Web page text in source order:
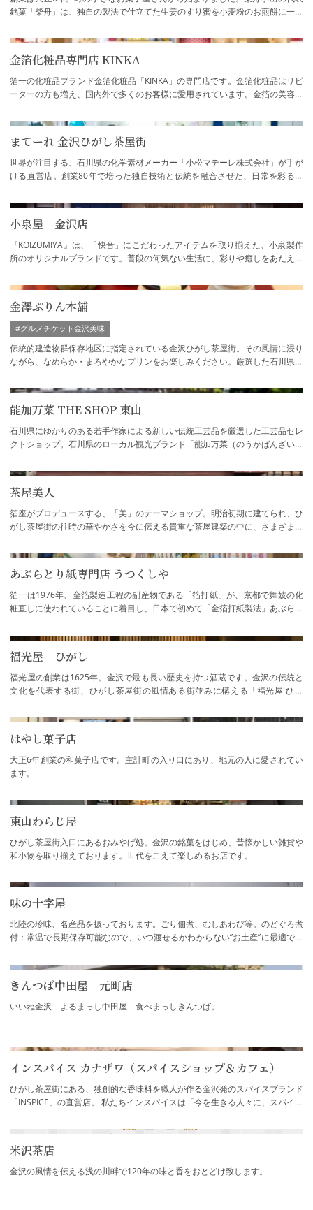
銘菓「柴舟」は、独自の製法で仕立てた生姜のすり蜜を小麦粉のお煎餅に一枚
金箔化粧品専門店 KINKA
箔一の化粧品ブランド金箔化粧品「KINKA」の専門店です。金箔化粧品はリピ
ーターの方も増え、国内外で多くのお客様に愛用されています。金箔の美容効
まてーれ 金沢ひがし茶屋街
世界が注目する、石川県の化学素材メーカー「小松マテーレ株式会社」が手が
ける直営店。創業80年で培った独自技術と伝統を融合させた、日常を彩るア
小泉屋 金沢店
『KOIZUMIYA』は、「快音」にこだわったアイテムを取り揃えた、小泉製作
所のオリジナルブランドです。普段の何気ない生活に、彩りや癒しをあたえて
金澤ぷりん本舗
伝統的建造物群保存地区に指定されている金沢ひがし茶屋街。その風情に浸り
ながら、なめらか・まろやかなプリンをお楽しみください。厳選した石川県の
#グルメチケット金沢美味
能加万菜 THE SHOP 東山
石川県にゆかりのある若手作家による新しい伝統工芸品を厳選した工芸品セレ
クトショップ。石川県のローカル観光ブランド「能加万菜（のうかばんざい）
茶屋美人
箔座がプロデュースする、「美」のテーマショップ。明治初期に建てられ、ひ
がし茶屋街の往時の華やかさを今に伝える貴重な茶屋建築の中に、さまざまな
あぶらとり紙専門店 うつくしや
箔一は1976年、金箔製造工程の副産物である「箔打紙」が、京都で舞妓の化
粧直しに使われていることに着目し、日本で初めて「金箔打紙製法」あぶらと
福光屋 ひがし
福光屋の創業は1625年。金沢で最も長い歴史を持つ酒蔵です。金沢の伝統と
文化を代表する街、ひがし茶屋街の風情ある街並みに構える「福光屋 ひが
はやし菓子店
大正6年創業の和菓子店です。主計町の入り口にあり、地元の人に愛されてい
ます。
東山わらじ屋
ひがし茶屋街入口にあるおみやげ処。金沢の銘菓をはじめ、昔懐かしい雑貨や
和小物を取り揃えております。世代をこえて楽しめるお店です。
味の十字屋
北陸の珍味、名産品を扱っております。ごり佃煮、むしあわび等。のどぐろ煮
付：常温で長期保存可能なので、いつ渡せるかわからない”お土産”に最適です
きんつば中田屋 元町店
いいね金沢 よるまっし中田屋 食べまっしきんつば。
インスパイス カナザワ（スパイスショップ＆カフェ）
ひがし茶屋街にある、独創的な香味料を職人が作る金沢発のスパイスブランド
「INSPICE」の直営店。 私たちインスパイスは「今を生きる人々に、スパイス
米沢茶店
金沢の風情を伝える浅の川畔で120年の味と香をおとどけ致します。